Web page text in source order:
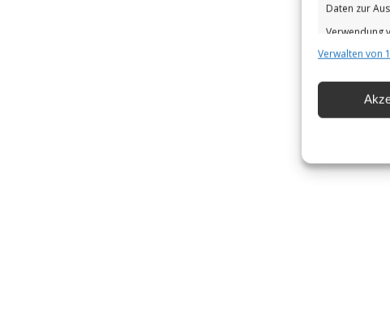
Daten zur
Verwendung
Verwalten von